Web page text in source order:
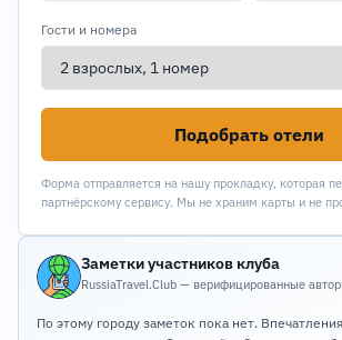
Гости и номера
Подобрать отели
Форма отправляется на нашу прокладку, которая
партнёрскому сервису. Мы не храним карты и не
Заметки участников клуба
RussiaTravel.Club — верифицированные
По этому городу заметок пока нет.